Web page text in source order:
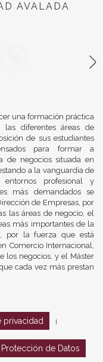
AVALADA
una formación práctica
las diferentes áreas de
de sus estudiantes
para formar a
de negocios situada en
a la vanguardia de
profesional y
más demandados se
de Empresas, por
las áreas de negocio, el
más importantes de la
por la fuerza que está
Comercio Internacional,
los negocios, y el Máster
cada vez más prestan
privacidad
de Datos